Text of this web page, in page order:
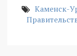
Каменск-